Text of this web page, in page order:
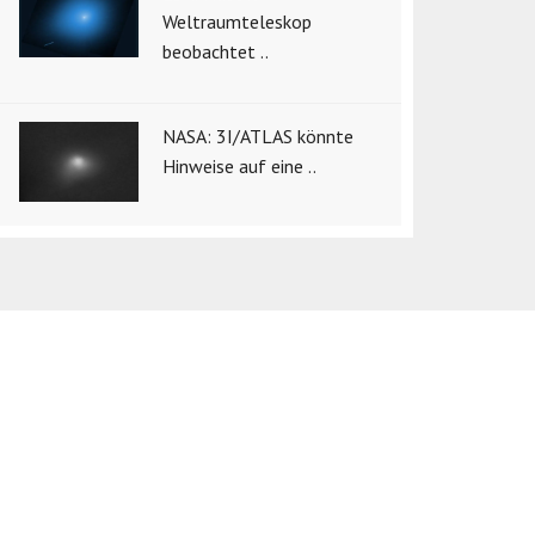
Weltraumteleskop
beobachtet ..
NASA: 3I/ATLAS könnte
Hinweise auf eine ..